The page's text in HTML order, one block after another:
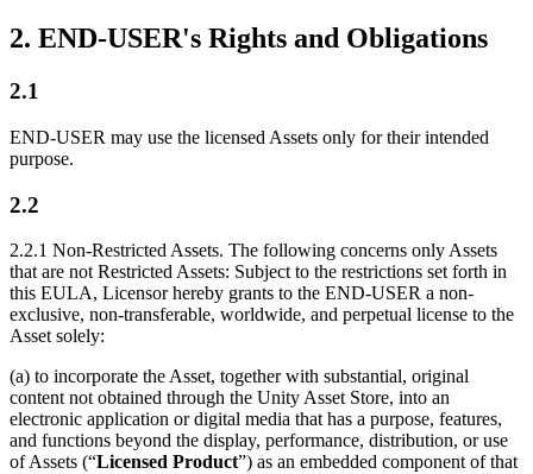
2. END-USER's Rights and Obligations
2.1
END-USER may use the licensed Assets only for their intended
purpose.
2.2
2.2.1 Non-Restricted Assets. The following concerns only Assets
that are not Restricted Assets: Subject to the restrictions set forth in
this EULA, Licensor hereby grants to the END-USER a non-
exclusive, non-transferable, worldwide, and perpetual license to the
Asset solely:
(a) to incorporate the Asset, together with substantial, original
content not obtained through the Unity Asset Store, into an
electronic application or digital media that has a purpose, features,
and functions beyond the display, performance, distribution, or use
of Assets (“Licensed Product”) as an embedded component of that